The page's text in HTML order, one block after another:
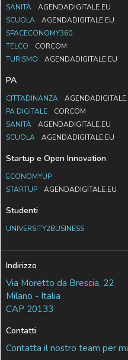
SANITÀ
AGENDADIGITALE.EU
SCUOLA
AGENDADIGITALE.EU
SPACECONOMY360
TELCO
CORCOM
TURISMO
AGENDADIGITALE.EU
PA
CITTADINANZA
PA DIGITALE
CORCOM
SANITÀ
AGENDADIGITALE.EU
SCUOLA
AGENDADIGITALE.EU
Startup e Open Innovation
ECONOMYUP
STARTUP
AGENDADIGITALE.EU
Studenti
UNIVERSITY2BUSINESS
Indirizzo
Via Moretto da Brescia, 22
Milano - Italia
CAP 20133
Contatti
Contatta il nostro team per